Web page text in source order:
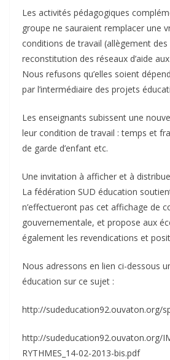
Les activités pédagogiques
groupe ne sauraient remplacer une
conditions de travail (allègement
reconstitution des réseaux d’aide
Nous refusons qu’elles soient
par l’intermédiaire des projets
Les enseignants subissent une
leur condition de travail : temps et
de garde d’enfant etc.
Une invitation à afficher et à
La fédération SUD éducation
n’effectueront pas cet affichage de
gouvernementale, et propose aux
également les revendications et
Nous adressons en lien ci-dessous
éducation sur ce sujet :
http://sudeducation92.ouvaton.org/
http://sudeducation92.ouvaton.org/
RYTHMES_14-02-2013-bis.pdf